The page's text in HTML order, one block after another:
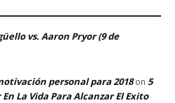
vs. Aaron Pryor (9 de
personal para 2018on 5
La Vida Para Alcanzar El Exito